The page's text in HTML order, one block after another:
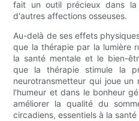
fait un outil précieux dans
d'autres affections osseuses.
Au-delà de ses effets
que la thérapie par la lumière
la santé mentale et le bien-
que la thérapie stimule la
neurotransmetteur qui joue
l'humeur et dans le bonheur
améliorer la qualité du
circadiens, essentiels à la